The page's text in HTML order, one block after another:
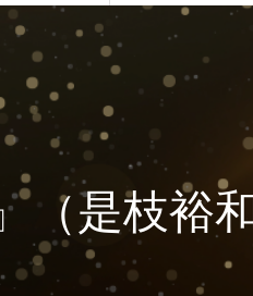
是枝裕